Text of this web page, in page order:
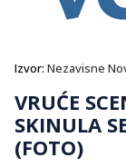
Izvor: Nezavisne
VRUĆE
SKINULA
(FOTO)